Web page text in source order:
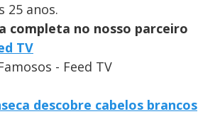
25 anos.
completa no nosso parceiro
TV
- Feed TV
descobre cabelos brancos